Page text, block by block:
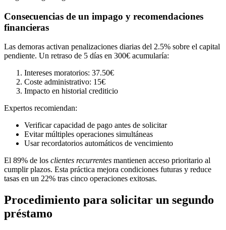
Consecuencias de un impago y recomendaciones
financieras
Las demoras activan penalizaciones diarias del 2.5% sobre el capital
pendiente. Un retraso de 5 días en 300€ acumularía:
Intereses moratorios: 37.50€
Coste administrativo: 15€
Impacto en historial crediticio
Expertos recomiendan:
Verificar capacidad de pago antes de solicitar
Evitar múltiples operaciones simultáneas
Usar recordatorios automáticos de vencimiento
El 89% de los clientes recurrentes mantienen acceso prioritario al
cumplir plazos. Esta práctica mejora condiciones futuras y reduce
tasas en un 22% tras cinco operaciones exitosas.
Procedimiento para solicitar un segundo
préstamo